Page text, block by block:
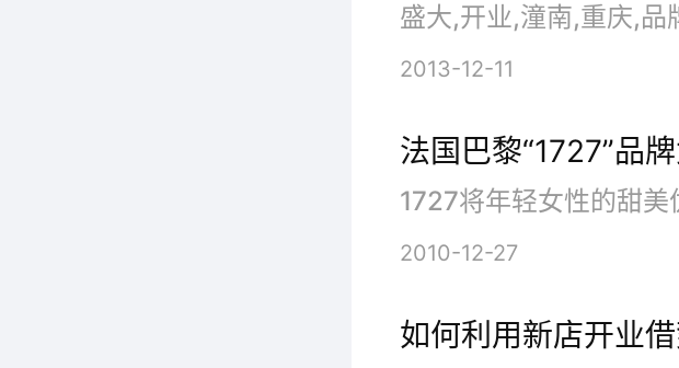
多年以来
和时尚人士的追捧。
用它自己的触角感悟
漫，一种品位。以此
盛大,开业,潼南,重庆,品
2013-12-11
法国巴黎“1727”品
2010-12-27
如何利用新店开业借